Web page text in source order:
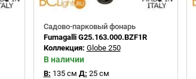
Садово-парковый фонарь
Fumagalli G25.163.000.BZF1R
Коллекция: Globe 250
В наличии
В: 135 см Д: 25 см